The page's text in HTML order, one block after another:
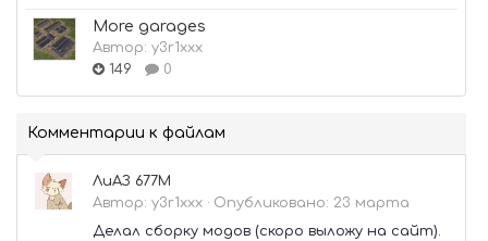
More garages
Автор: y3r1xxx
149
0
Комментарии к файлам
ЛиАЗ 677М
Автор: y3r1xxx · Опубликовано: 23 марта
Делал сборку модов (скоро выложу на сайт).